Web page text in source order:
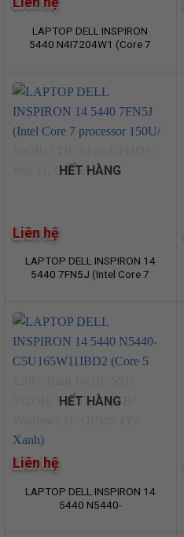
LAPTOP DELL INSPIRON
5440 N4I7204W1 (Core 7
HẾT HÀNG
LAPTOP DELL INSPIRON 14
5440 7FN5J (Intel Core 7
Office)
Liên hệ
HẾT HÀNG
LAPTOP DELL INSPIRON 14
5440 N5440-
Liên hệ